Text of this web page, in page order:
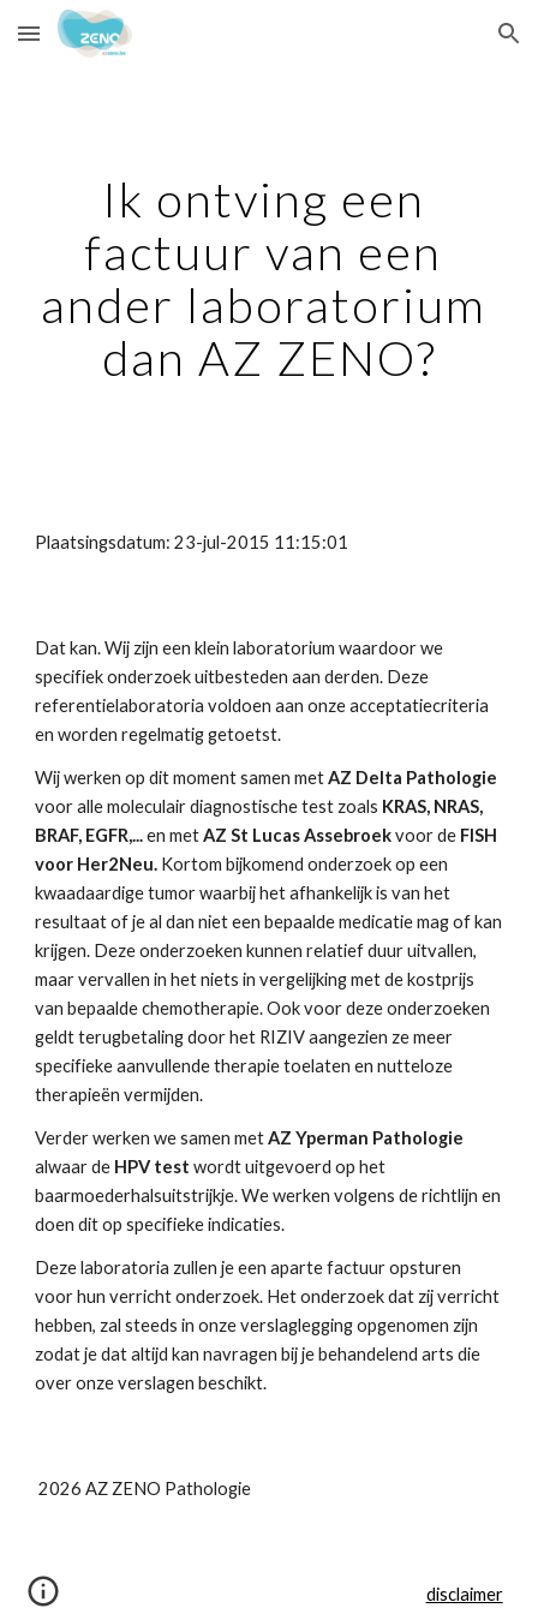
Skip to main content Skip to navigation
Ik ontving een
factuur van een
ander laboratorium
dan AZ ZENO?
Plaatsingsdatum: 23-jul-2015 11:15:01
Dat kan. Wij zijn een klein laboratorium waardoor we
specifiek onderzoek uitbesteden aan derden. Deze
referentielaboratoria voldoen aan onze acceptatiecriteria
en worden regelmatig getoetst.
Wij werken op dit moment samen met
voor alle moleculair diagnostische test zoals KRAS, NRAS,
BRAF, EGFR,... en met AZ St Lucas Assebroek voor de FISH
voor Her2Neu. Kortom bijkomend onderzoek op een
kwaadaardige tumor waarbij het afhankelijk is van het
resultaat of je al dan niet een bepaalde medicatie mag of kan
krijgen. Deze onderzoeken kunnen relatief duur uitvallen,
maar vervallen in het niets in vergelijking met de kostprijs
van bepaalde chemotherapie. Ook voor deze onderzoeken
geldt terugbetaling door het RIZIV aangezien ze meer
specifieke aanvullende therapie toelaten en nutteloze
therapieën vermijden.
Verder werken we samen met
alwaar de HPV test wordt uitgevoerd op het
baarmoederhalsuitstrijkje. We werken volgens de richtlijn en
doen dit op specifieke indicaties.
Deze laboratoria zullen je een aparte factuur opsturen
voor hun verricht onderzoek. Het onderzoek dat zij verricht
hebben, zal steeds in onze verslaglegging opgenomen zijn
zodat je dat altijd kan navragen bij je behandelend arts die
over onze verslagen beschikt.
2026 AZ ZENO Pathologie
disclaimer